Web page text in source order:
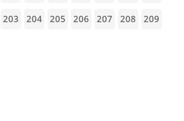
203 204 205 206 207 208 209